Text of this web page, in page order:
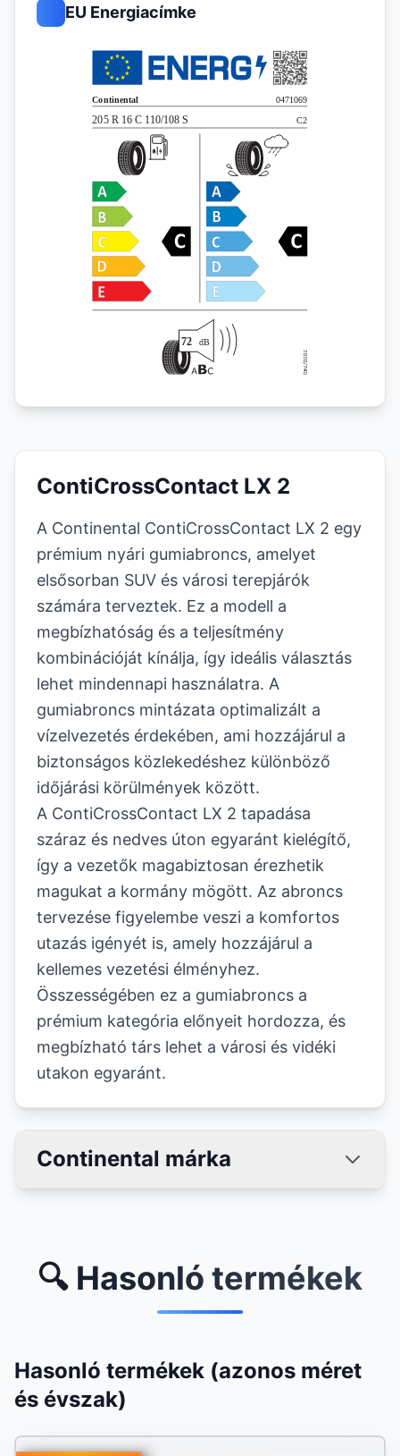
EU Energiacímke
ContiCrossContact LX 2
A Continental ContiCrossContact LX 2 egy
prémium nyári gumiabroncs, amelyet
elsősorban SUV és városi terepjárók
számára terveztek. Ez a modell a
megbízhatóság és a teljesítmény
kombinációját kínálja, így ideális választás
lehet mindennapi használatra. A
gumiabroncs mintázata optimalizált a
vízelvezetés érdekében, ami hozzájárul a
biztonságos közlekedéshez különböző
időjárási körülmények között.
A ContiCrossContact LX 2 tapadása
száraz és nedves úton egyaránt kielégítő,
így a vezetők magabiztosan érezhetik
magukat a kormány mögött. Az abroncs
tervezése figyelembe veszi a komfortos
utazás igényét is, amely hozzájárul a
kellemes vezetési élményhez.
Összességében ez a gumiabroncs a
prémium kategória előnyeit hordozza, és
megbízható társ lehet a városi és vidéki
utakon egyaránt.
Continental márka
🔍 Hasonló termékek
Hasonló termékek (azonos méret
és évszak)